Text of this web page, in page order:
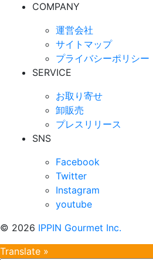
COMPANY
運営会社
サイトマップ
プライバシーポリシー
SERVICE
お取り寄せ
卸販売
プレスリリース
SNS
Facebook
Twitter
Instagram
youtube
© 2026 IPPIN Gourmet Inc.
Translate »